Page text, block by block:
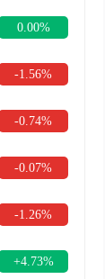
0.00%
-1.56%
-0.74%
-0.07%
-1.26%
+4.73%